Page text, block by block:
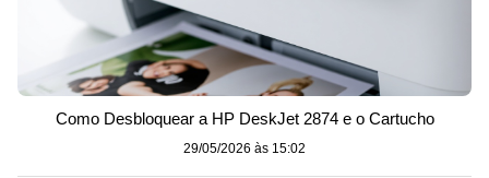
Como Desbloquear a HP DeskJet 2874 e o Cartucho
29/05/2026 às 15:02